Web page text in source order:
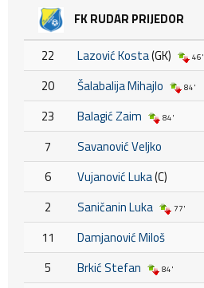
FK RUDAR PRIJEDOR
22 Lazović Kosta(GK) 46'
20 Šalabalija Mihajlo 84'
23 Balagić Zaim 84'
7
Savanović Veljko
6
Vujanović Luka(C)
2
Saničanin Luka 77'
11
Damjanović Miloš
5
Brkić Stefan 84'